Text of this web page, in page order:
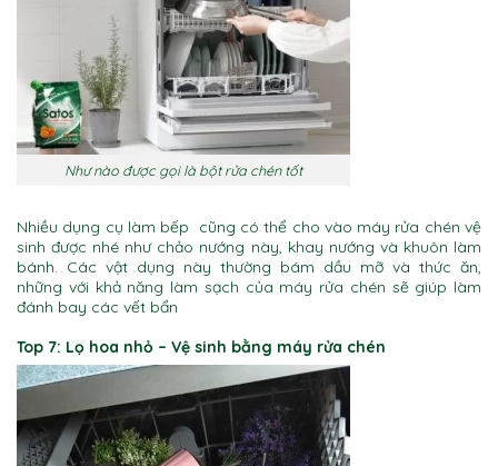
Như nào được gọi là bột rửa chén tốt
Nhiều dụng cụ làm bếp cũng có thể cho vào máy rửa chén vệ
sinh được nhé như chảo nướng này, khay nướng và khuôn làm
bánh. Các vật dụng này thường bám dầu mỡ và thức ăn,
những với khả năng làm sạch của máy rửa chén sẽ giúp làm
đánh bay các vết bẩn
Top 7: Lọ hoa nhỏ – Vệ sinh bằng máy rửa chén